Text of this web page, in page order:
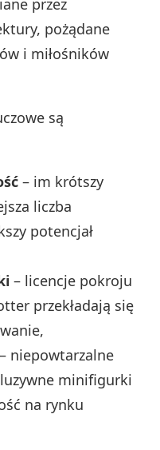
przez
pożądane
i miłośników
są
– im krótszy
liczba
potencjał
– licencje pokroju
przekładają się
– niepowtarzalne
minifigurki
na rynku